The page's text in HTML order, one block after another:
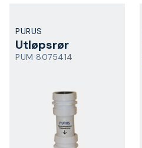
PURUS
Utløpsrør
PUM 8075414